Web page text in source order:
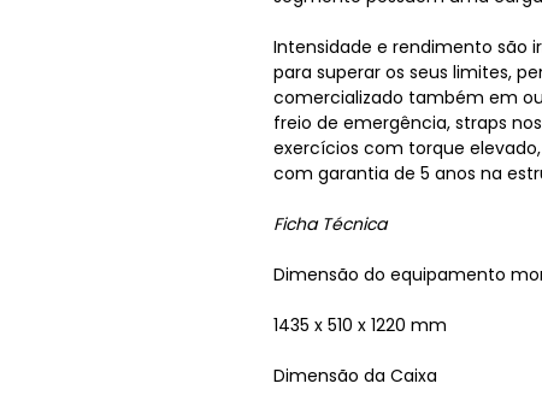
Intensidade e rendimento são
para superar os seus limites,
comercializado também em
freio de emergência, straps
exercícios com torque
com garantia de 5 anos na
Ficha Técnica
Dimensão do equipamento
1435 x 510 x 1220 mm
Dimensão da Caixa